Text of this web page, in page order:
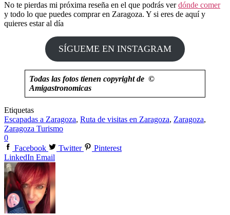
No te pierdas mi próxima reseña en el que podrás verdónde comer
y todo lo que puedes comprar en Zaragoza. Y si eres de aquí y
quieres estar al día
SÍGUEME EN INSTAGRAM
Todas las fotos tienen copyright de ©
Amigastronomicas
Etiquetas
Escapadas a Zaragoza, Ruta de visitas en Zaragoza, Zaragoza,
Zaragoza Turismo
0
Facebook
Twitter
Pinterest
LinkedIn Email